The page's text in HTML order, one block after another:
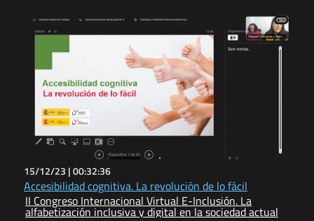
15/12/23 |00:32:36
Accesibilidad cognitiva. La revolución de lo fácil
II Congreso Internacional Virtual E-Inclusión. La
alfabetización inclusiva y digital en la sociedad actual